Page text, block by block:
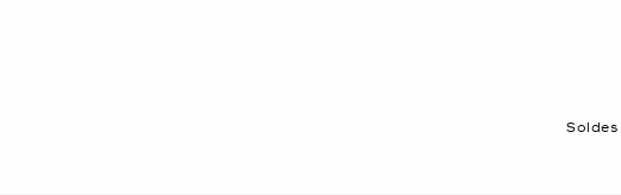
Soldes